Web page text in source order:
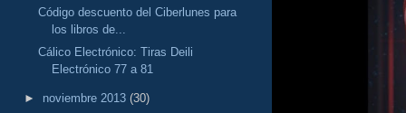
Código descuento del Ciberlunes para
los libros de...
Cálico Electrónico: Tiras Deili
Electrónico 77 a 81
► noviembre 2013 (30)